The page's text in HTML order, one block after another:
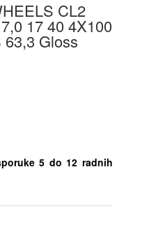
CL2
17 40 4X100
Gloss
5 do 12 radnih